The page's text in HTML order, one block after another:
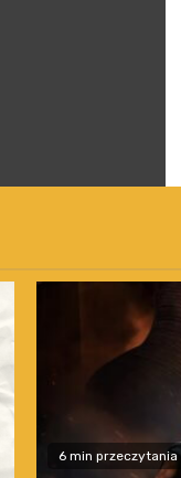
6 min przeczytania